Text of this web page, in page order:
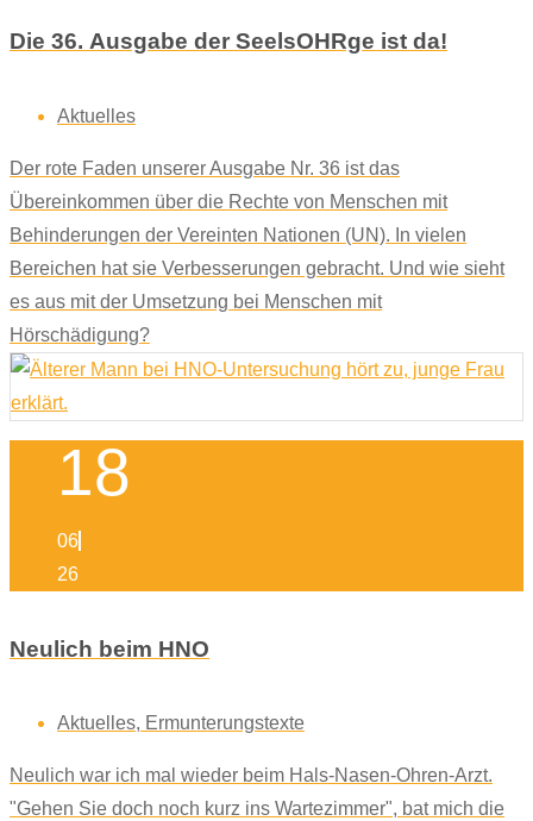
Die 36. Ausgabe der SeelsOHRge ist da!
Aktuelles
Der rote Faden unserer Ausgabe Nr. 36 ist das
Übereinkommen über die Rechte von Menschen mit
Behinderungen der Vereinten Nationen (UN). In vielen
Bereichen hat sie Verbesserungen gebracht. Und wie sieht
es aus mit der Umsetzung bei Menschen mit
Hörschädigung?
18
06
26
Neulich beim HNO
Aktuelles, Ermunterungstexte
Neulich war ich mal wieder beim Hals-Nasen-Ohren-Arzt.
"Gehen Sie doch noch kurz ins Wartezimmer", bat mich die